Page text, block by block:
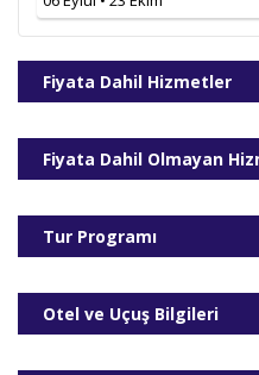
Fiyata Dahil Hizmetler
Fiyata Dahil Olmayan
Tur Programı
Otel ve Uçuş Bilgileri